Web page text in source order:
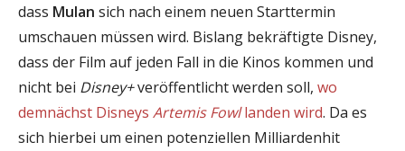
dass Mulan sich nach einem neuen Starttermin
umschauen müssen wird. Bislang bekräftigte Disney,
dass der Film auf jeden Fall in die Kinos kommen und
nicht bei Disney+veröffentlicht werden soll, wo
demnächst Disneys Artemis Fowllanden wird. Da es
sich hierbei um einen potenziellen Milliardenhit